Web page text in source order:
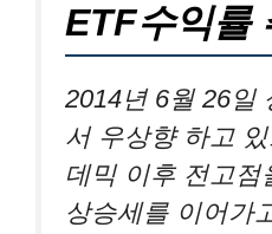
ETF수익률
2014년 6월 26일
서 우상향 하고
데믹 이후 전고점
상승세를 이어가